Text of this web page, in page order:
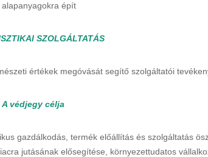
alapanyagokra épít
SZOLGÁLTATÁS
értékek megóvását segítő szolgáltatói
A védjegy célja
gazdálkodás, termék előállítás és szolgáltatás
jutásának elősegítése, környezettudatos